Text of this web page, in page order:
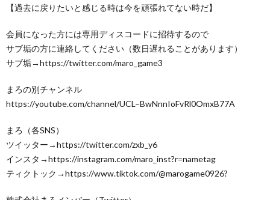
【過去に戻りたいと感じる時は今を頑張れてない時だ】
会員になった方には専用ディスコードに招待するので
サブ垢の方に連絡してください（数日遅れることがあります）
サブ垢→https://twitter.com/maro_game3
まろの別チャンネル
https://youtube.com/channel/UCL–BwNnnIoFvRl0OmxB77A
まろ（各SNS）
ツイッター→https://twitter.com/zxb_y6
インスタ→https://instagram.com/maro_inst?r=nametag
ティクトック→https://www.tiktok.com/@marogame0926?